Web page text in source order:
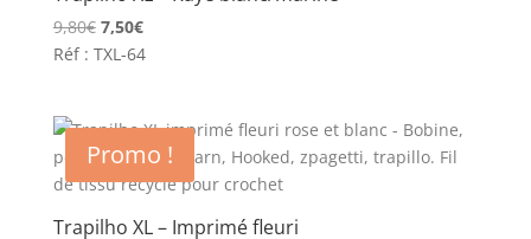
9,80€ Le
prix
9,80€.
7,50€Le
prix
7,50€.
Réf : TXL-64
Promo !
Trapilho XL – Imprimé fleuri